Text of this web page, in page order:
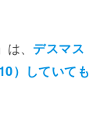
は、デスマス
）していても